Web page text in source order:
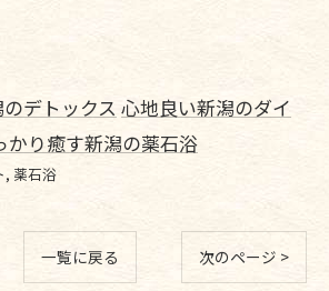
デトックス 心地良い新潟のダイ
かり癒す新潟の薬石浴
薬石浴
一覧に戻る 次のページ >